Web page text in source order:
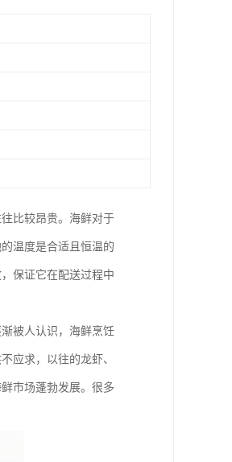
比较昂贵。海鲜对于
温度是合适且恒温的
保证它在配送过程中
被人认识，海鲜烹饪
应求，以往的龙虾、
市场蓬勃发展。很多